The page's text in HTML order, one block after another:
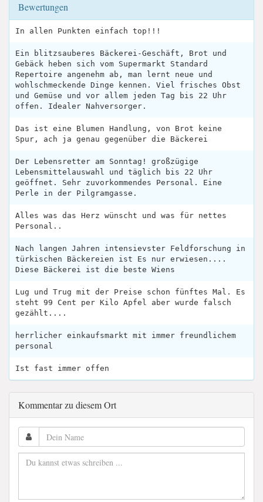
Bewertungen
In allen Punkten einfach top!!!
Ein blitzsauberes Bäckerei-Geschäft, Brot und
Gebäck heben sich vom Supermarkt Standard
Repertoire angenehm ab, man lernt neue und
wohlschmeckende Dinge kennen. Viel frisches Obst
und Gemüse und vor allem jeden Tag bis 22 Uhr
offen. Idealer Nahversorger.
Das ist eine Blumen Handlung, von Brot keine
Spur, ach ja genau gegenüber die Bäckerei
Der Lebensretter am Sonntag! großzügige
Lebensmittelauswahl und täglich bis 22 Uhr
geöffnet. Sehr zuvorkommendes Personal. Eine
Perle in der Pilgramgasse.
Alles was das Herz wünscht und was für nettes
Personal..
Nach langen Jahren intensievster Feldforschung in
türkischen Bäckereien ist Es nur erwiesen....
Diese Bäckerei ist die beste Wiens
Lug und Trug mit der Preise schon fünftes Mal. Es
steht 99 Cent per Kilo Apfel aber wurde falsch
gezählt....
herrlicher einkaufsmarkt mit immer freundlichem
personal
Ist fast immer offen
Kommentar zu diesem Ort